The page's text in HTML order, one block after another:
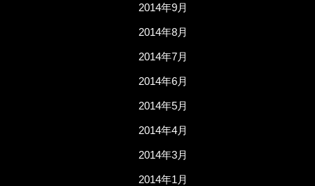
2014年9月
2014年8月
2014年7月
2014年6月
2014年5月
2014年4月
2014年3月
2014年1月